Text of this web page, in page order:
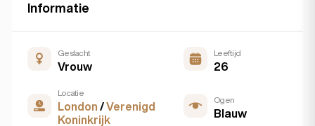
Informatie
Geslacht
Vrouw
Leeftijd
26
Locatie
London /Verenigd
Koninkrijk
Ogen
Blauw